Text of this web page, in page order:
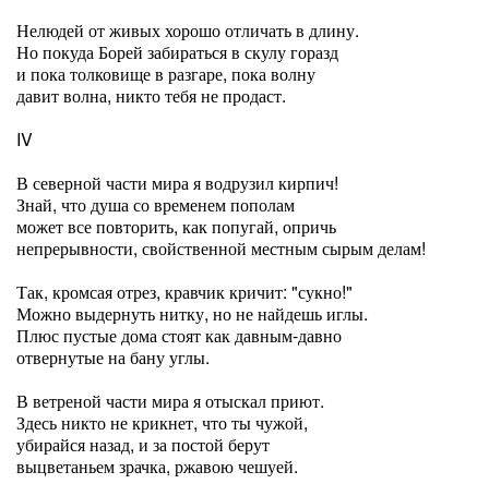
Нелюдей от живых хорошо отличать в длину.
Но покуда Борей забираться в скулу горазд
и пока толковище в разгаре, пока волну
давит волна, никто тебя не продаст.
IV
В северной части мира я водрузил кирпич!
Знай, что душа со временем пополам
может все повторить, как попугай, опричь
непрерывности, свойственной местным сырым делам!
Так, кромсая отрез, кравчик кричит: "сукно!"
Можно выдернуть нитку, но не найдешь иглы.
Плюс пустые дома стоят как давным-давно
отвернутые на бану углы.
В ветреной части мира я отыскал приют.
Здесь никто не крикнет, что ты чужой,
убирайся назад, и за постой берут
выцветаньем зрачка, ржавою чешуей.